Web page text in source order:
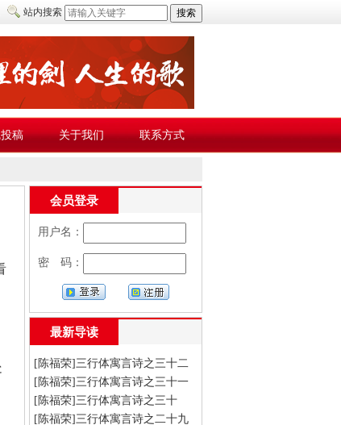
站内搜索
稿 关于我们 联系方式
会员登录
用户名：
密 码：
最新导读
[陈福荣]三行体寓言诗之三十二
(08-03)
[陈福荣]三行体寓言诗之三十一
(08-03)
[陈福荣]三行体寓言诗之三十
(08-03)
[陈福荣]三行体寓言诗之二十九